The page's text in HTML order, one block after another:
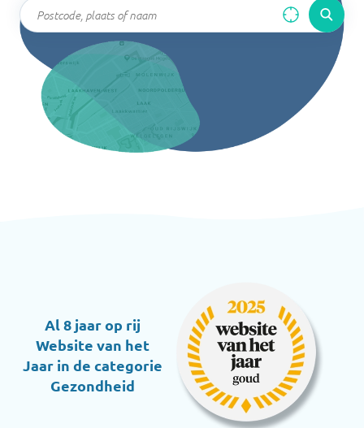
Al 8 jaar op rij
Website van het
Jaar in de categorie
Gezondheid